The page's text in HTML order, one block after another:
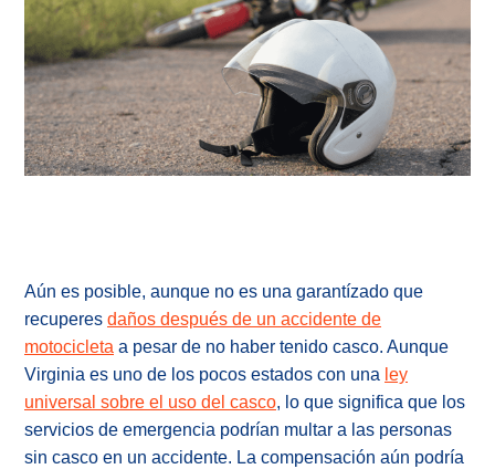
Aún es posible, aunque no es una garantízado que
recuperes daños después de un accidente de
motocicleta a pesar de no haber tenido casco. Aunque
Virginia es uno de los pocos estados con una ley
universal sobre el uso del casco, lo que significa que los
servicios de emergencia podrían multar a las personas
sin casco en un accidente. La compensación aún podría